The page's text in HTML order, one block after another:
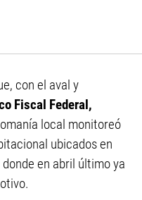
con el aval y
Fiscal Federal,
local monitoreó
ubicados en
donde en abril último ya